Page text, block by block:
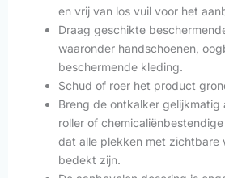
en vrij van los vuil voor het
Draag geschikte
waaronder handschoenen,
beschermende kleding.
Schud of roer het product
Breng de ontkalker gelijkmatig
roller of
dat alle plekken met zichtbare
bedekt zijn.